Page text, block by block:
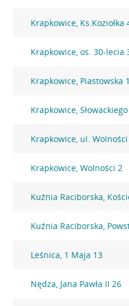
Krapkowice, Ks.Koziołka
Krapkowice, os. 30-lecia
Krapkowice, Piastowska
Krapkowice,
Krapkowice, ul. Wolności
Krapkowice, Wolności 2
Kuźnia Raciborska,
Kuźnia Raciborska,
Leśnica, 1 Maja 13
Nędza, Jana Pawła II 26